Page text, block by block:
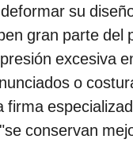
su
gran parte del
excesiva
o
firma
conservan